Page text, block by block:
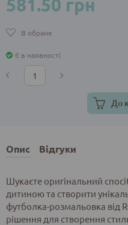
581.50 грн
В обране
Є в наявності
До
Опис Відгуки
Шукаєте оригінальний
дитиною та створити
футболка-розмальовка від
рішення для створення